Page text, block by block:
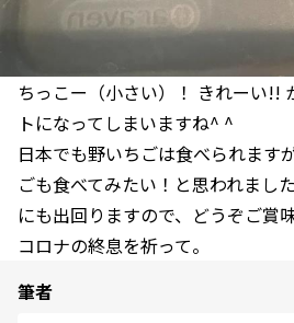
ちっこー（小さい）！ きれーい!!
トになってしまいますね^ ^
日本でも野いちごは食べられます
ごも食べてみたい！と思われまし
にも出回りますので、どうぞご賞
コロナの終息を祈って。
筆者